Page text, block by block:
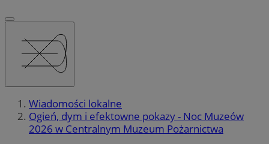
Wiadomości lokalne
Ogień, dym i efektowne pokazy - Noc Muzeów
2026 w Centralnym Muzeum Pożarnictwa